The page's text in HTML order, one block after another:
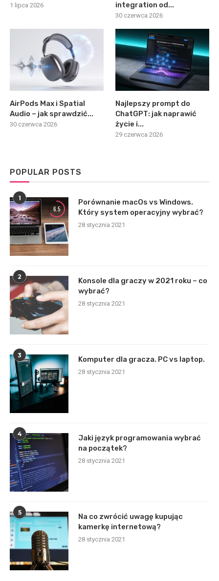
1 lipca 2026
integration od...
30 czerwca 2026
AirPods Max i Spatial
Audio – jak sprawdzić...
30 czerwca 2026
Najlepszy prompt do
ChatGPT: jak naprawić
życie i...
29 czerwca 2026
POPULAR POSTS
1
6.5
Porównanie macOs vs Windows.
Który system operacyjny wybrać?
28 stycznia 2021
2
Konsole dla graczy w 2021 roku – co
wybrać?
28 stycznia 2021
3
Komputer dla gracza. PC vs laptop.
28 stycznia 2021
4
Jaki język programowania wybrać
na początek?
28 stycznia 2021
5
Na co zwrócić uwagę kupując
kamerkę internetową?
28 stycznia 2021